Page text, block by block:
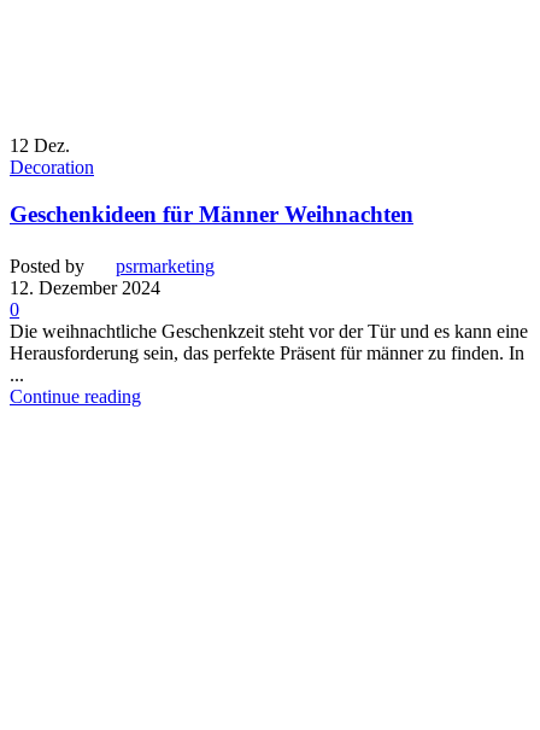
12 Dez.
Decoration
Geschenkideen für Männer Weihnachten
Posted by
psrmarketing
12. Dezember 2024
0
Die weihnachtliche Geschenkzeit steht vor der Tür und es kann eine
Herausforderung sein, das perfekte Präsent für männer zu finden. In
...
Continue reading